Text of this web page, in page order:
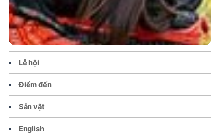
Chính sách
Văn hoá – Đời sống
Lễ hội
Điểm đến
Sản vật
English